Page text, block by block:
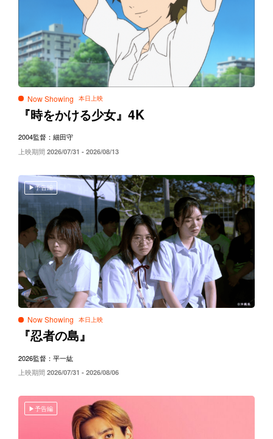
Now Showing
『時をかける少女』 4K
2004監督：細田守
上映期間 2026/07/31 - 2026/08/13
予告編
Now Showing
『忍者の島』
2026監督：平一紘
上映期間 2026/07/31 - 2026/08/06
予告編